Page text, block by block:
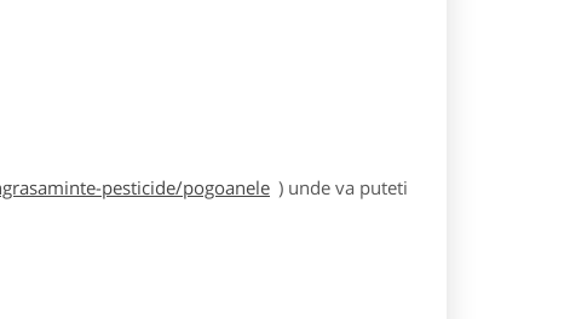
pesticide/pogoanele ) unde va puteti